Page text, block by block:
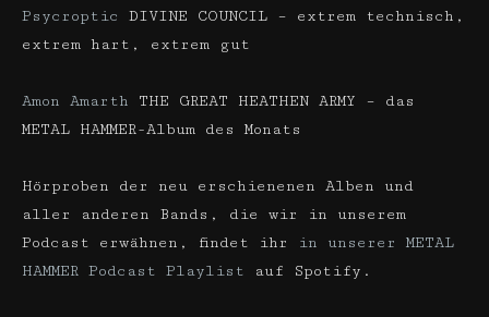
Psycroptic
DIVINE COUNCIL – extrem technisch,
extrem hart, extrem gut
Amon Amarth THE GREAT HEATHEN ARMY – das
METAL HAMMER-Album des Monats
Hörproben der neu erschienenen Alben und
aller anderen Bands, die wir in unserem
Podcast erwähnen, findet ihr
in unserer METAL
HAMMER Podcast Playlist auf Spotify.